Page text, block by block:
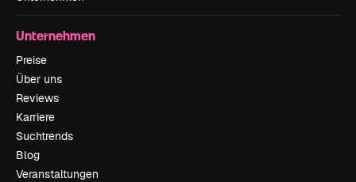
Unternehmen
Preise
Über uns
Reviews
Karriere
Suchtrends
Blog
Veranstaltungen